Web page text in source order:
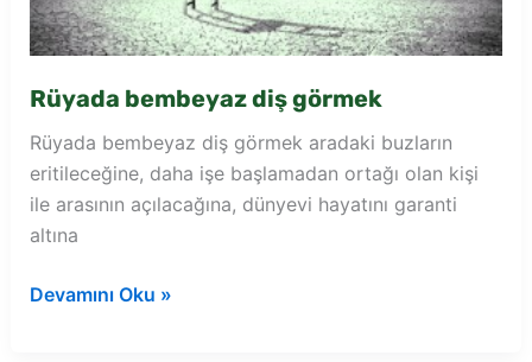
Rüyada bembeyaz diş görmek
Rüyada bembeyaz diş görmek aradaki buzların
eritileceğine, daha işe başlamadan ortağı olan kişi
ile arasının açılacağına, dünyevi hayatını garanti
altına
Rüyada
Devamını Oku »